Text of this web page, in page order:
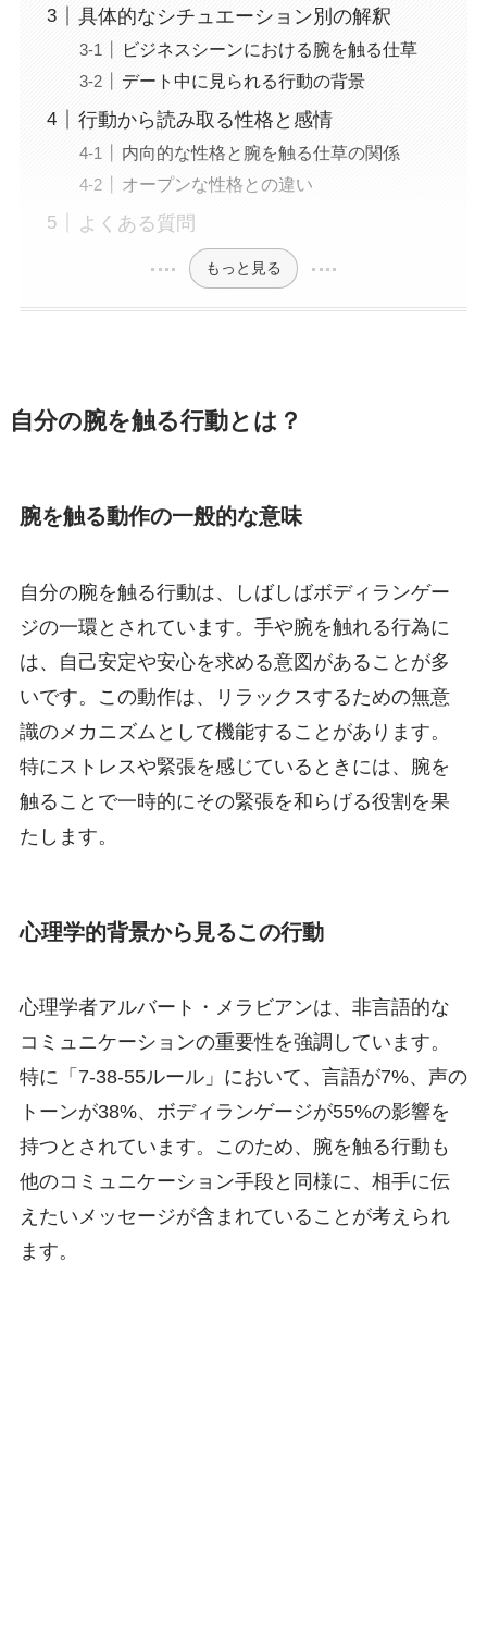
具体的なシチュエーション別の解釈
ビジネスシーンにおける腕を触る仕草
デート中に見られる行動の背景
行動から読み取る性格と感情
内向的な性格と腕を触る仕草の関係
オープンな性格との違い
よくある質問
もっと見る
自分の腕を触る行動とは？
腕を触る動作の一般的な意味
自分の腕を触る行動は、しばしばボディランゲー
ジの一環とされています。手や腕を触れる行為に
は、自己安定や安心を求める意図があることが多
いです。この動作は、リラックスするための無意
識のメカニズムとして機能することがあります。
特にストレスや緊張を感じているときには、腕を
触ることで一時的にその緊張を和らげる役割を果
たします。
心理学的背景から見るこの行動
心理学者アルバート・メラビアンは、非言語的な
コミュニケーションの重要性を強調しています。
特に「7-38-55ルール」において、言語が7%、声の
トーンが38%、ボディランゲージが55%の影響を
持つとされています。このため、腕を触る行動も
他のコミュニケーション手段と同様に、相手に伝
えたいメッセージが含まれていることが考えられ
ます。